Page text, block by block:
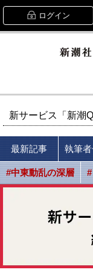
ログイン
新サービス「新潮
最新記事 執筆
#中東動乱の深層